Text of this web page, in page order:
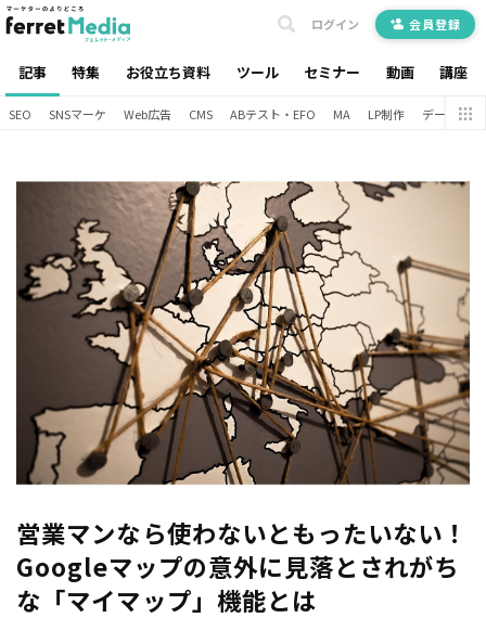
記事 特集 お役立ち資料 ツール セミナー 動画 講座
ログイン 会員登録
SEO SNSマーケ Web広告 CMS ABテスト・EFO MA LP制作 データ分析
営業マンなら使わないともったいない！
Googleマップの意外に見落とされがち
な「マイマップ」機能とは